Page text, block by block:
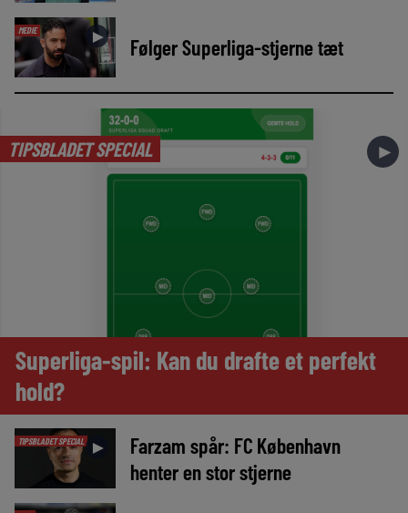
MEDIE ► Følger Superliga-stjerne tæt
TIPSBLADET SPECIAL ►
Superliga-spil: Kan du drafte et perfekt
hold?
TIPSBLADET SPECIAL ►
Farzam spår: FC København
henter en stor stjerne